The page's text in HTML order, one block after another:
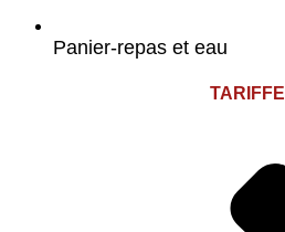
Panier-repas et eau
TARIFFE